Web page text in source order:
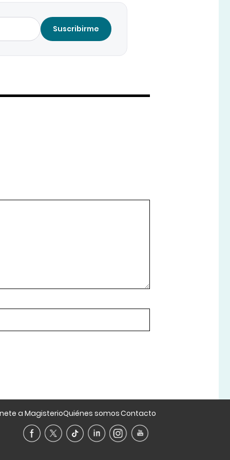
Suscribirme
a MagisterioQuiénes somosContacto